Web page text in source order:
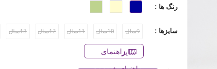
رنگ ها :
سایزها : 9سال 10سال 11سال 12سال 13سال
راهنمای سایز